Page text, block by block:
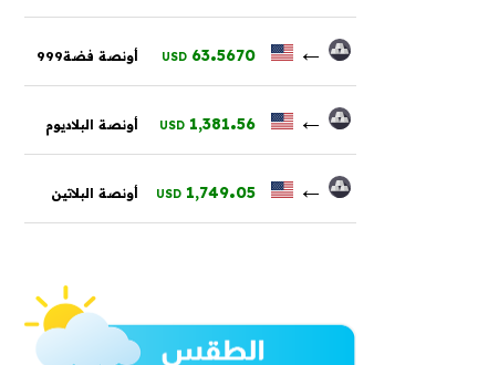
←
63.5670
USD أونصة فضة999
←
1,381.56
USD أونصة البلاديوم
←
1,749.05
USD أونصة البلاتين